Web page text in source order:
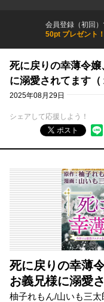
会員登録（初回
50pt プレゼント！
死に戻りの幸薄令
に溺愛されてます（
2025年08月29日
シェアして応援しよう！
ポスト
死に戻りの幸薄
お義兄様に溺愛
柚子れもん/山いも三太